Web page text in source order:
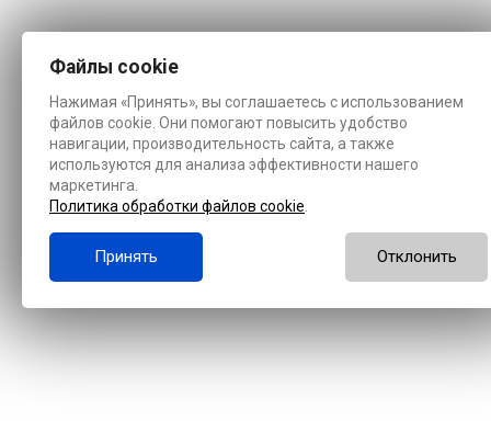
Файлы cookie
Нажимая «Принять», вы соглашаетесь с использованием
файлов cookie. Они помогают повысить удобство
навигации, производительность сайта, а также
используются для анализа эффективности нашего
маркетинга.
Политика обработки файлов cookie.
Принять Отклонить